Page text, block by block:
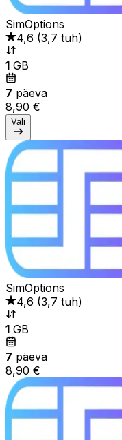
SimOptions
4,6 (3,7 tuh)
1 GB
7 päeva
8,90 €
Vali
SimOptions
4,6 (3,7 tuh)
1 GB
7 päeva
8,90 €